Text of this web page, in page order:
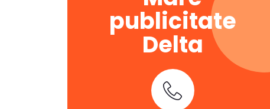
publicitate
Delta